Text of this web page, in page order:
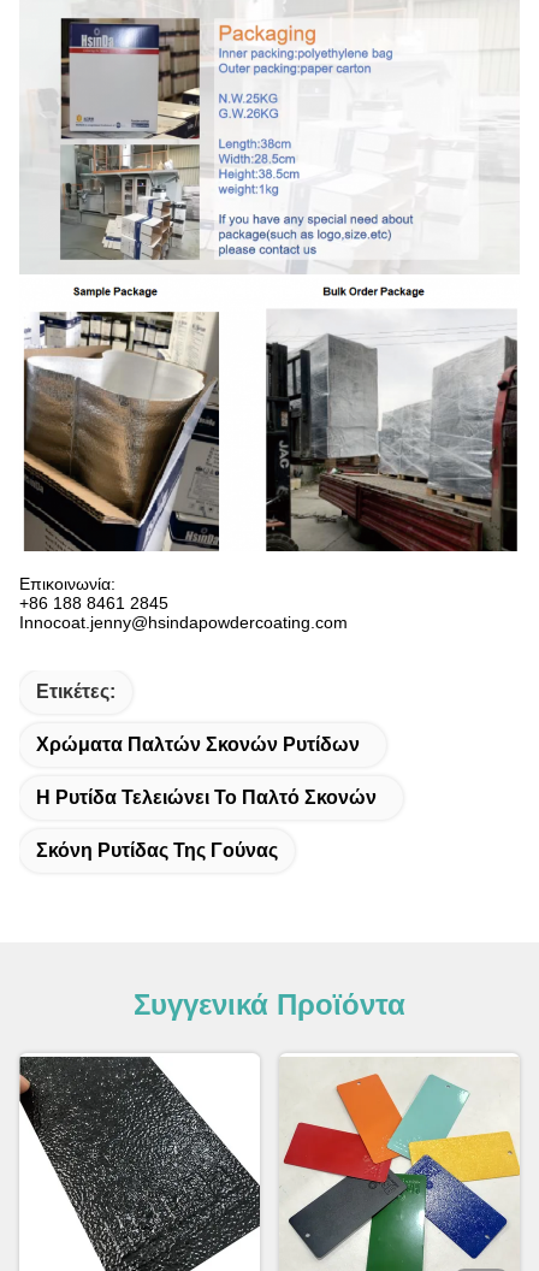
Επικοινωνία:
+86 188 8461 2845
Innocoat.jenny@hsindapowdercoating.com
Ετικέτες:
Χρώματα Παλτών Σκονών Ρυτίδων
Η Ρυτίδα Τελειώνει Το Παλτό Σκονών
Σκόνη Ρυτίδας Της Γούνας
Συγγενικά Προϊόντα